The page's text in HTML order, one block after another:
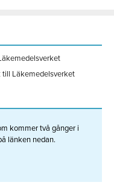
Läkemedelsverket
kommer två gånger i
länken nedan.